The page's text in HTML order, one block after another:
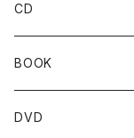
CD
BOOK
DVD